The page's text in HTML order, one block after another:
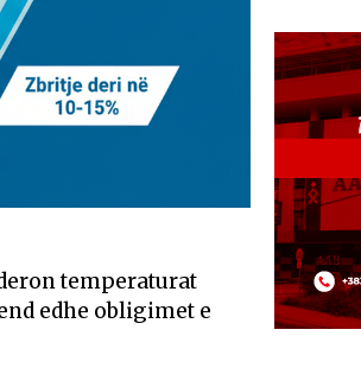
temperaturat
edhe obligimet e